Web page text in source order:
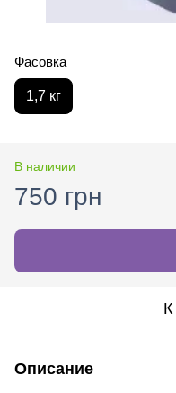
Фасовка
1,7 кг
В наличии
750 грн
Описание